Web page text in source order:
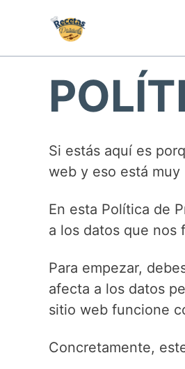
Si estás aquí es
web y eso está
En esta Política de
a los datos que nos
Para empezar,
afecta a los datos
sitio web funcione
Concretamente,